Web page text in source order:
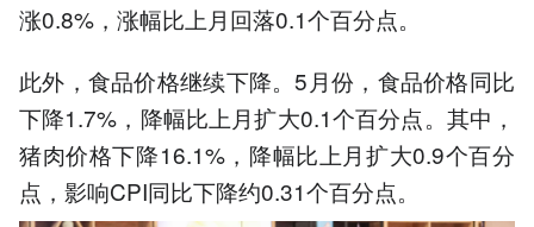
涨0.8%，涨幅比上月回落0.1个百分点。
此外，食品价格继续下降。5月份，食品价格同比
下降1.7%，降幅比上月扩大0.1个百分点。其中，
猪肉价格下降16.1%，降幅比上月扩大0.9个百分
点，影响CPI同比下降约0.31个百分点。